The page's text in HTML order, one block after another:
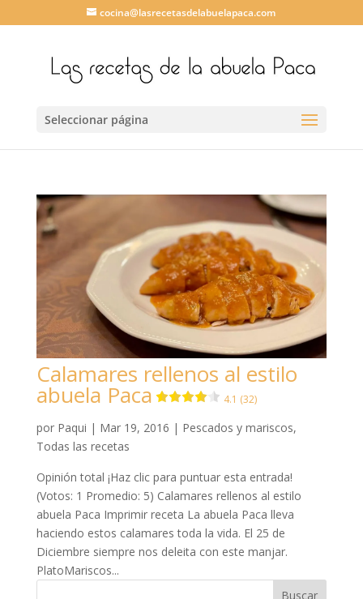
cocina@lasrecetasdelabuelapaca.com
Seleccionar página
Calamares rellenos al estilo
abuela Paca 4.1 (32)
por Paqui | Mar 19, 2016 | Pescados y mariscos,
Todas las recetas
Opinión total ¡Haz clic para puntuar esta entrada!
(Votos: 1 Promedio: 5) Calamares rellenos al estilo
abuela Paca Imprimir receta La abuela Paca lleva
haciendo estos calamares toda la vida. El 25 de
Diciembre siempre nos deleita con este manjar.
PlatoMariscos...